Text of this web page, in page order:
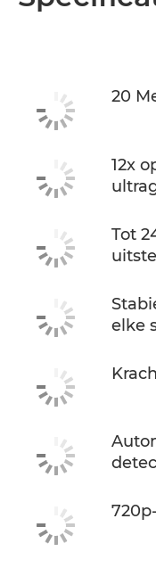
20
12x
Tot
elke